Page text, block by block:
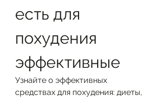
есть для
похудения
эффективные
Узнайте о эффективных
средствах для похудения: диеты,